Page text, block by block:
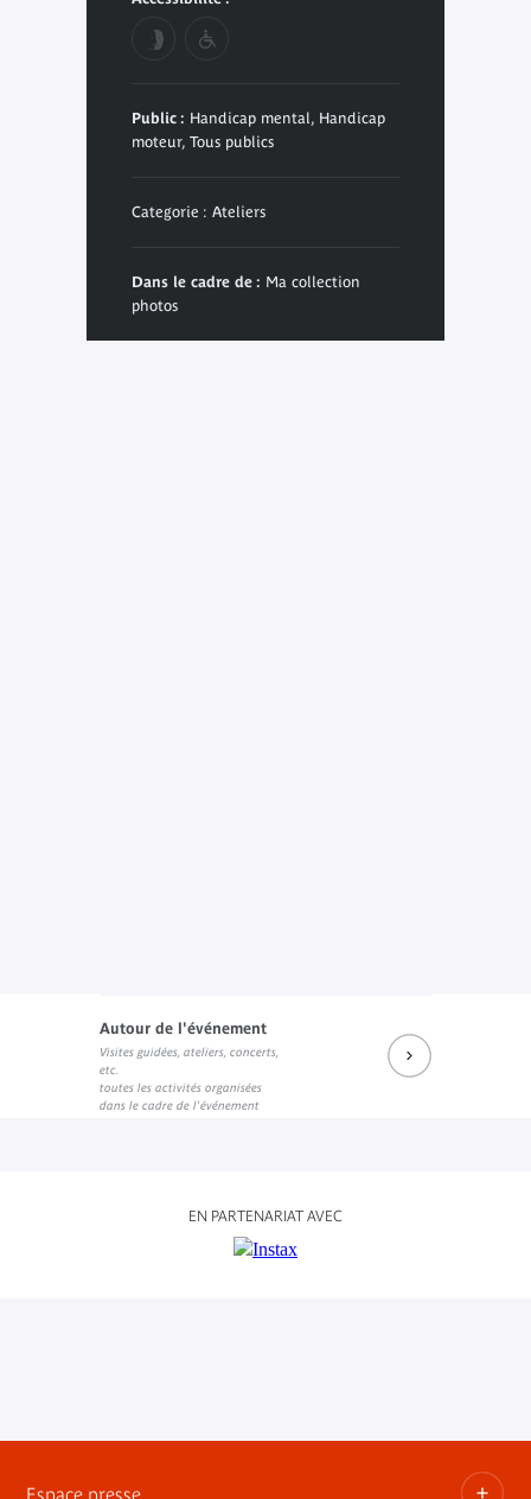
Public : Handicap mental, Handicap
moteur, Tous publics
Categorie : Ateliers
Dans le cadre de : Ma collection
photos
Autour de l'événement
Visites guidées, ateliers, concerts,
etc.
toutes les activités organisées
dans le cadre de l'événement
EN PARTENARIAT AVEC
Espace presse